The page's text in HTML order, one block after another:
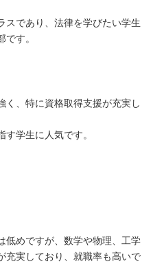
スであり、法律を学びたい学生
す。
く、特に資格取得支援が充実し
学生に人気です。
低めですが、数学や物理、工学
充実しており、就職率も高いで